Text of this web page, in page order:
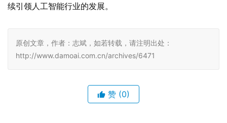
续引领人工智能行业的发展。
原创文章，作者：志斌，如若转载，请注明出处：
http://www.damoai.com.cn/archives/6471
赞 (0)